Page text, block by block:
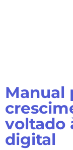
Manual
voltado
digital